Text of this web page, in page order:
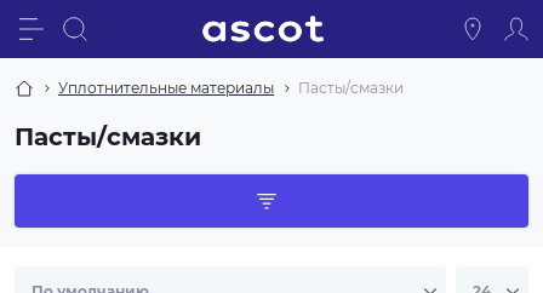
Уплотнительные материалы Пасты/смазки
Пасты/смазки